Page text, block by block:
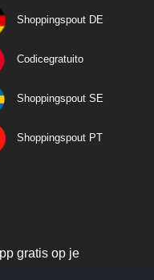
Shoppingspout DE
Codicegratuito
Shoppingspout SE
Shoppingspout PT
gratis op je